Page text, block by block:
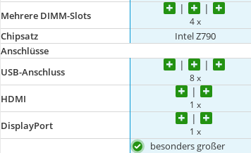
Mehrere DIMM-Slots 4 x
Chipsatz Intel Z790
Anschlüsse
USB-Anschluss
8 x
HDMI 1 x
DisplayPort 1 x
besonders großer